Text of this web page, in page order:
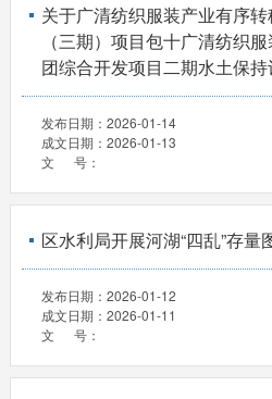
关于广清纺织服装产业有序
（三期）项目包十广清纺织
团综合开发项目二期水土保
发布日期： 2026-01-14
成文日期： 2026-01-13
文 号：
区水利局开展河湖“四乱”存量
发布日期： 2026-01-12
成文日期： 2026-01-11
文 号：